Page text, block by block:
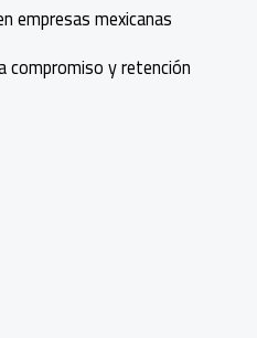
empresas mexicanas
compromiso y retención